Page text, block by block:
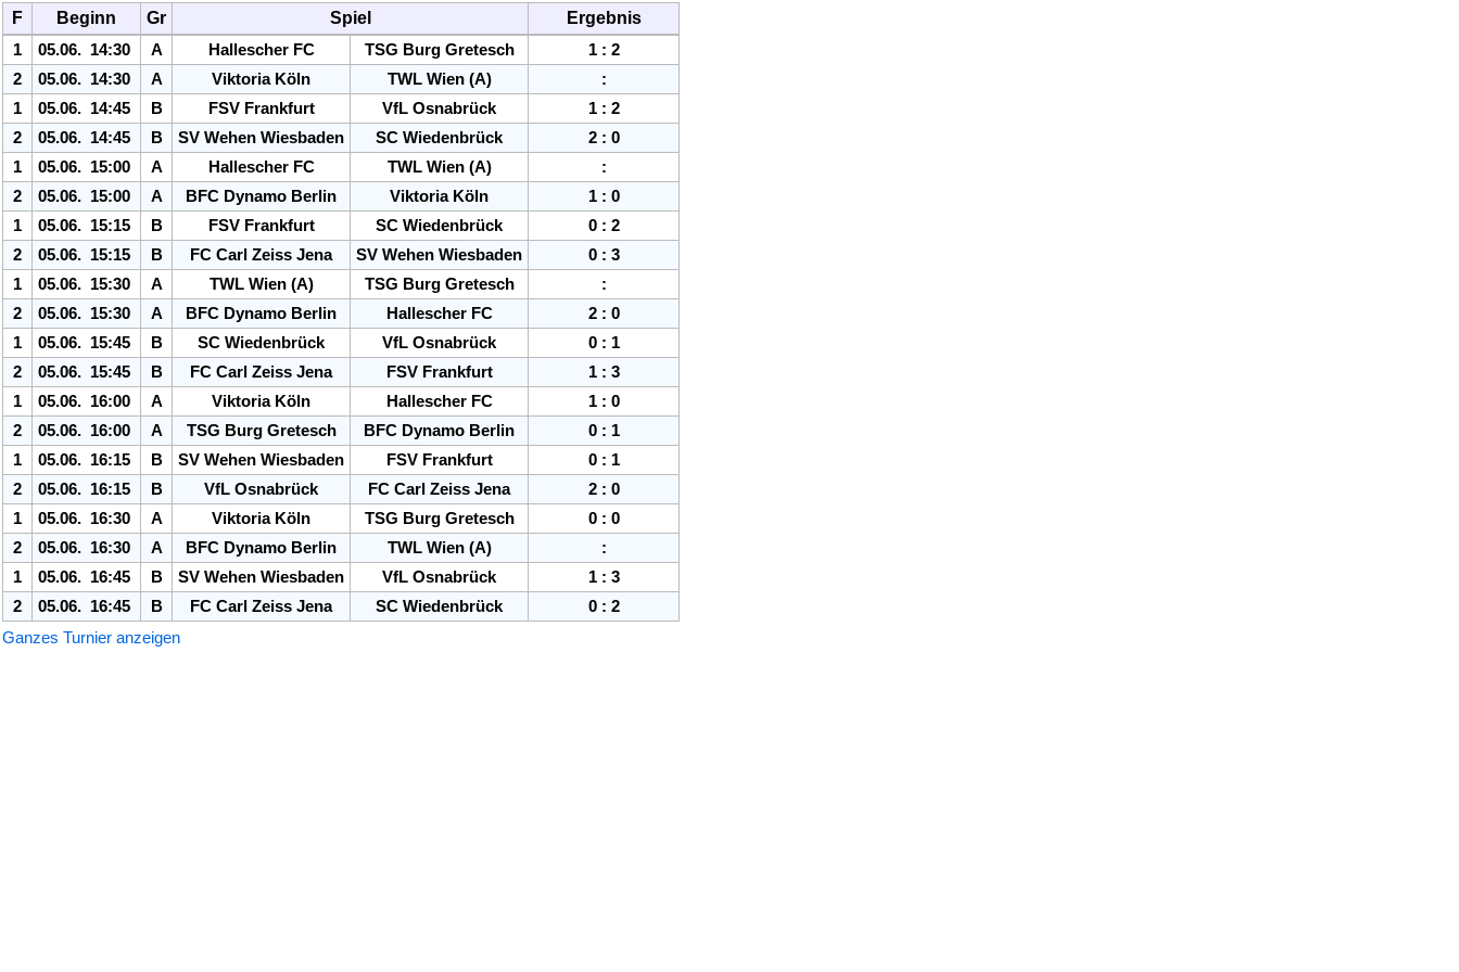
F Beginn Gr Spiel Ergebnis
1 05.06. 14:30 A Hallescher FC TSG Burg Gretesch 1: 2
2
05.06. 14:30 A Viktoria Köln TWL Wien (A)
:
1
05.06. 14:45 B FSV Frankfurt VfL Osnabrück 1: 2
2
05.06. 14:45 B SV Wehen Wiesbaden SC Wiedenbrück 2: 0
1
05.06. 15:00 A Hallescher FC TWL Wien (A)
:
2
05.06. 15:00 A BFC Dynamo Berlin Viktoria Köln 1: 0
1
05.06. 15:15 B FSV Frankfurt SC Wiedenbrück 0: 2
2
05.06. 15:15 B FC Carl Zeiss Jena SV Wehen Wiesbaden 0: 3
1
05.06. 15:30 A TWL Wien (A) TSG Burg Gretesch
:
2
05.06. 15:30 A BFC Dynamo Berlin Hallescher FC 2: 0
1
05.06. 15:45 B SC Wiedenbrück VfL Osnabrück 0: 1
2
05.06. 15:45 B FC Carl Zeiss Jena FSV Frankfurt 1: 3
1
05.06. 16:00 A Viktoria Köln Hallescher FC 1: 0
2
05.06. 16:00 A TSG Burg Gretesch BFC Dynamo Berlin 0: 1
1
05.06. 16:15 B SV Wehen Wiesbaden FSV Frankfurt 0: 1
2
05.06. 16:15 B VfL Osnabrück FC Carl Zeiss Jena 2: 0
1
05.06. 16:30 A Viktoria Köln TSG Burg Gretesch 0: 0
2
05.06. 16:30 A BFC Dynamo Berlin TWL Wien (A)
:
1
05.06. 16:45 B SV Wehen Wiesbaden VfL Osnabrück 1: 3
2
05.06. 16:45 B FC Carl Zeiss Jena SC Wiedenbrück 0: 2
Ganzes Turnier anzeigen